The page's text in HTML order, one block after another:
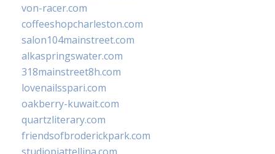
von-racer.com
coffeeshopcharleston.com
salon104mainstreet.com
alkaspringswater.com
318mainstreet8h.com
lovenailsspari.com
oakberry-kuwait.com
quartzliterary.com
friendsofbroderickpark.com